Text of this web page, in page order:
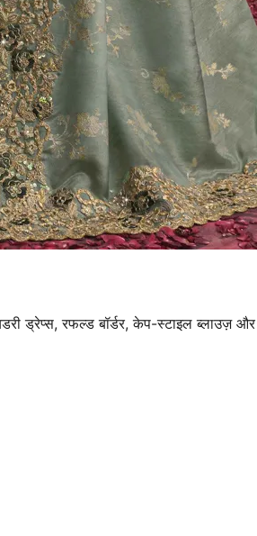
ड्रेप्स, रफल्ड बॉर्डर, केप-स्टाइल ब्लाउज़ और